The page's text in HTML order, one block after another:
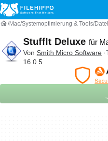
Mac Systemoptimierung & Tools
StuffIt Deluxe für
Von Smith Micro Software
16.0.5